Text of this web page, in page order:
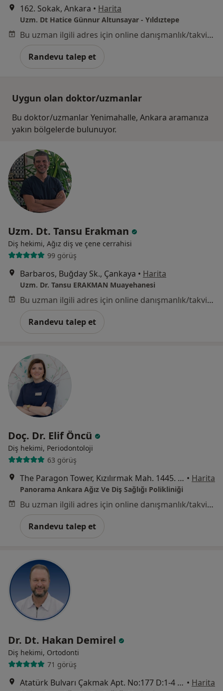
162. Sokak, Ankara • Harita
Uzm. Dt Hatice Günnur Altunsayar - Yıldıztepe
Bu uzman ilgili adres için online danışmanlık/takvim sunmuyor.
Randevu talep et
Uygun olan doktor/uzmanlar
Bu doktor/uzmanlar Yenimahalle, Ankara aramanıza
yakın bölgelerde bulunuyor.
Uzm. Dt. Tansu Erakman
Diş hekimi, Ağız diş ve çene cerrahisi
99 görüş
Barbaros, Buğday Sk., Çankaya • Harita
Uzm. Dr. Tansu ERAKMAN Muayehanesi
Bu uzman ilgili adres için online danışmanlık/takvim sunmuyor.
Randevu talep et
Doç. Dr. Elif Öncü
Diş hekimi, Periodontoloji
63 görüş
The Paragon Tower, Kızılırmak Mah. 1445. Sok. No: 2/1 İç Kapı No: 131, Ankara • Harita
Panorama Ankara Ağız Ve Diş Sağlığı Polikliniği
Bu uzman ilgili adres için online danışmanlık/takvim sunmuyor.
Randevu talep et
Dr. Dt. Hakan Demirel
Diş hekimi, Ortodonti
71 görüş
Atatürk Bulvarı Çakmak Apt. No:177 D:1-4 Kavaklıdere, Çankaya • Harita